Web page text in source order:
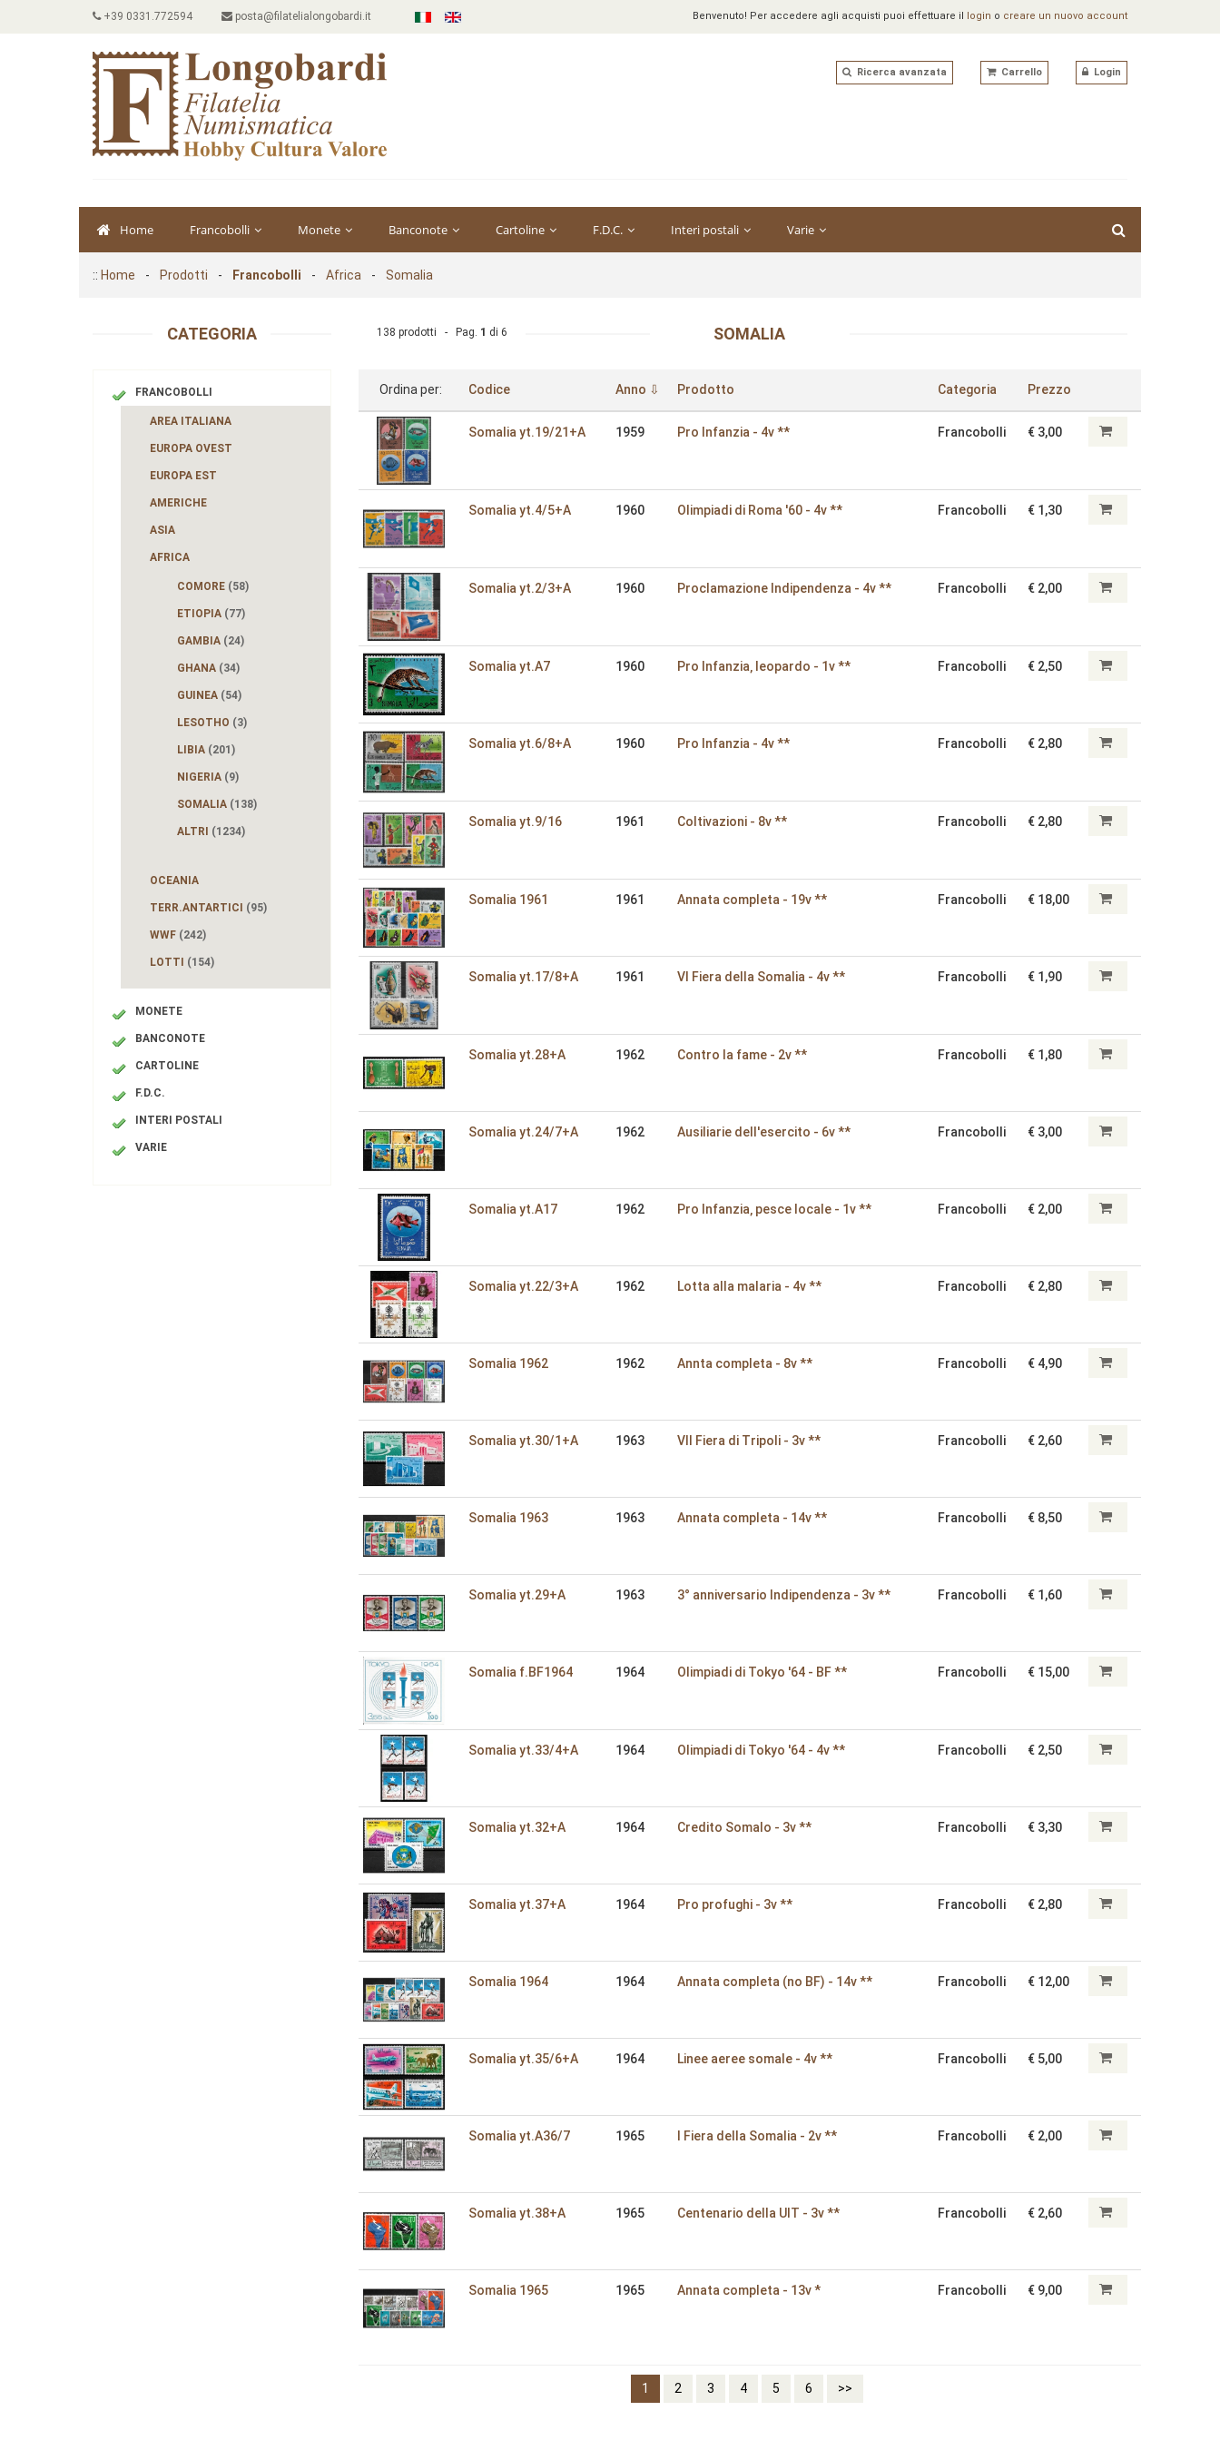
+39 0331.772594 posta@filatelialongobardi.it Benvenuto! Per accedere agli acquisti puoi effettuare il login o creare un nuovo account
Ricerca avanzata Carrello Login
Home Francobolli Monete Banconote Cartoline F.D.C. Interi postali Varie
:: Home - Prodotti - Francobolli - Africa - Somalia
CATEGORIA
FRANCOBOLLI
AREA ITALIANA
EUROPA OVEST
EUROPA EST
AMERICHE
ASIA
AFRICA
COMORE (58)
ETIOPIA (77)
GAMBIA (24)
GHANA (34)
GUINEA (54)
LESOTHO (3)
LIBIA (201)
NIGERIA (9)
SOMALIA (138)
ALTRI (1234)
OCEANIA
TERR.ANTARTICI (95)
WWF (242)
LOTTI (154)
MONETE
BANCONOTE
CARTOLINE
F.D.C.
INTERI POSTALI
VARIE
SOMALIA
138 prodotti - Pag. 1 di 6
Ordina per: Codice Anno ⇩ Prodotto Categoria Prezzo
Somalia yt.19/21+A 1959 Pro Infanzia - 4v ** Francobolli € 3,00
Somalia yt.4/5+A 1960 Olimpiadi di Roma '60 - 4v ** Francobolli € 1,30
Somalia yt.2/3+A 1960 Proclamazione Indipendenza - 4v ** Francobolli € 2,00
Somalia yt.A7 1960 Pro Infanzia‚ leopardo - 1v ** Francobolli € 2,50
Somalia yt.6/8+A 1960 Pro Infanzia - 4v ** Francobolli € 2,80
Somalia yt.9/16 1961 Coltivazioni - 8v ** Francobolli € 2,80
Somalia 1961 1961 Annata completa - 19v ** Francobolli € 18,00
Somalia yt.17/8+A 1961 VI Fiera della Somalia - 4v ** Francobolli € 1,90
Somalia yt.28+A 1962 Contro la fame - 2v ** Francobolli € 1,80
Somalia yt.24/7+A 1962 Ausiliarie dell'esercito - 6v ** Francobolli € 3,00
Somalia yt.A17 1962 Pro Infanzia‚ pesce locale - 1v ** Francobolli € 2,00
Somalia yt.22/3+A 1962 Lotta alla malaria - 4v ** Francobolli € 2,80
Somalia 1962 1962 Annta completa - 8v ** Francobolli € 4,90
Somalia yt.30/1+A 1963 VII Fiera di Tripoli - 3v ** Francobolli € 2,60
Somalia 1963 1963 Annata completa - 14v ** Francobolli € 8,50
Somalia yt.29+A 1963 3° anniversario Indipendenza - 3v ** Francobolli € 1,60
Somalia f.BF1964 1964 Olimpiadi di Tokyo '64 - BF ** Francobolli € 15,00
Somalia yt.33/4+A 1964 Olimpiadi di Tokyo '64 - 4v ** Francobolli € 2,50
Somalia yt.32+A 1964 Credito Somalo - 3v ** Francobolli € 3,30
Somalia yt.37+A 1964 Pro profughi - 3v ** Francobolli € 2,80
Somalia 1964 1964 Annata completa (no BF) - 14v ** Francobolli € 12,00
Somalia yt.35/6+A 1964 Linee aeree somale - 4v ** Francobolli € 5,00
Somalia yt.A36/7 1965 I Fiera della Somalia - 2v ** Francobolli € 2,00
Somalia yt.38+A 1965 Centenario della UIT - 3v ** Francobolli € 2,60
Somalia 1965 1965 Annata completa - 13v * Francobolli € 9,00
1 2 3 4 5 6 >>